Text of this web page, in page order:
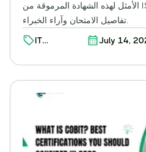
الأمثل لهذه الشهادة المرموقة من ISACA. احصل على أحدث
IT
July 14,